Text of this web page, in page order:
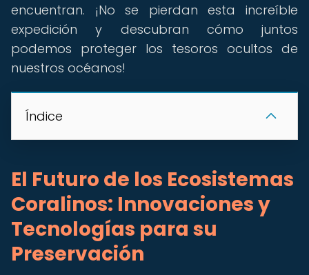
encuentran. ¡No se pierdan esta increíble
expedición y descubran cómo juntos
podemos proteger los tesoros ocultos de
nuestros océanos!
Índice
El Futuro de los Ecosistemas
Coralinos: Innovaciones y
Tecnologías para su
Preservación